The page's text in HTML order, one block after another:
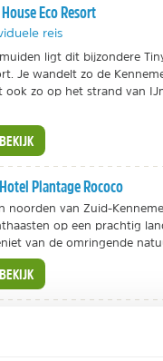
Eco Resort
reis
ligt dit bijzondere
Je wandelt zo de
ook zo op het strand van
BEKIJK
Plantage Rococo
noorden van Zuid-
op een prachtig
van de omringende
BEKIJK